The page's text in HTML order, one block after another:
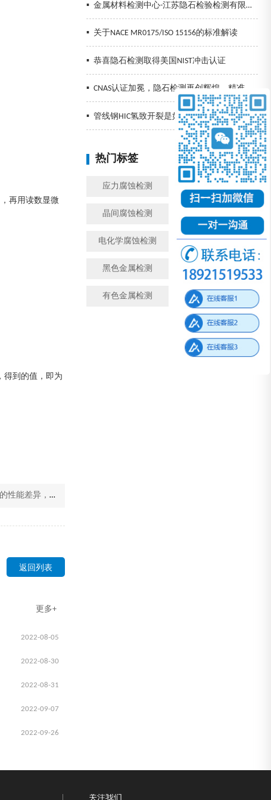
▪ 金属材料检测中心-江苏隐石检验检测有限公司
▪ 关于NACE MR0175/ISO 15156的标准解读
▪ 恭喜隐石检测取得美国NIST冲击认证
▪ CNAS认证加冕，隐石检测再创辉煌，精准检测助力企业发展！
▪ 管线钢HIC氢致开裂是如何发生的以及预防措施
热门标签 换一批
应力腐蚀检测
晶间腐蚀检测
电化学腐蚀检测 盐雾检测
黑色金属检测 金属成分检测
有色金属检测 微观金相检测
再用读数显微
得到的值，即为
，你分的清吗?
返回列表
更多+
2022-08-05
2022-08-30
2022-08-31
2022-09-07
2022-09-26
关注我们